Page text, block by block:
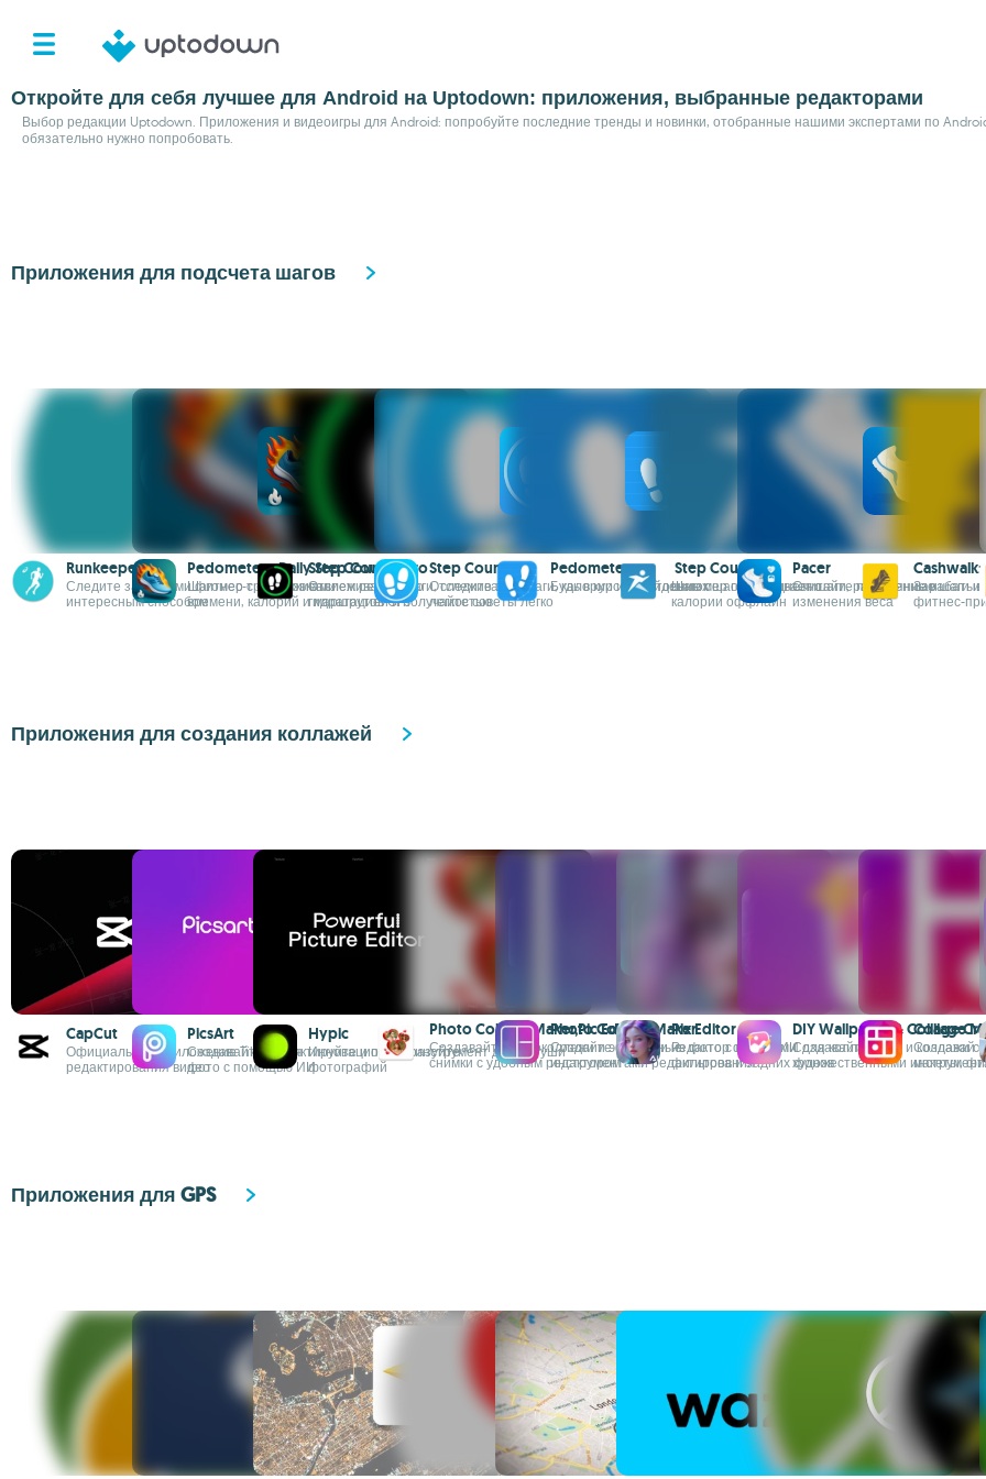
Откройте для себя лучшее для Android на Uptodown: приложения, выбранные редакторами
Выбор редакции Uptodown. Приложения и видеоигры для Android: попробуйте последние тренды и новинки, отобранные нашими экспертами по
обязательно нужно попробовать.
Приложения для подсчета шагов
Runkeeper
Следите за вашими фитнес-тренировками
интересным способом
Pedometer - Daily Step Counter
Шагомер с отслеживанием реального
времени, калорий и маршрутов GPS
Step Counter Pro
Отслеживайте шаги, следите за
гидратацией и получайте советы легко
Step Counter
Отслеживайте шаги, калории и расстояние с
легкостью
Pedometer
Будь в курсе пройденных шагов ежедневно
Step Counter
Шагомер отслеживает шаги, расстояние и
калории оффлайн
Pacer
Считайте пройденные шаги и
изменения веса
фитнес-
Приложения для создания коллажей
CapCut
Официальное приложение TikTok для
редактирования видео
PicsArt
Создавайте, редактируйте и преобразуйте
фото с помощью ИИ
Hypic
Инновационный инструмент для ретуши
фотографий
Photo Collage Maker,Pic Editor
Создавайте фотоколлажи и эффектные
снимки с удобным редактором
Photo Collage Maker
Создайте коллажи из фото с мощными
инструментами редактирования
Pix Editor
Редактор фото с ИИ для коллажей,
фильтров и задних фонов
DIY Wallpaper & Collage
Создавайте обои и коллажи с
художественными
Collage
Создавай
макеты,
Приложения для GPS